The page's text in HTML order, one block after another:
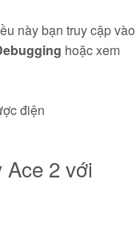
này bạn truy cập vào
hoặc xem
điện
Ace 2 với